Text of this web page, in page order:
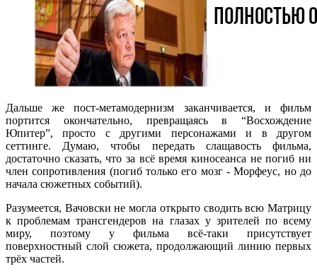
Дальше же пост-метамодернизм заканчивается, и фильм
портится окончательно, превращаясь в “Восхождение
Юпитер”, просто с другими персонажами и в другом
сеттинге. Думаю, чтобы передать слащавость фильма,
достаточно сказать, что за всё время киносеанса не погиб ни
член сопротивления (погиб только его мозг - Морфеус, но до
начала сюжетных событий).
Разумеется, Вачовски не могла открыто сводить всю Матрицу
к проблемам трансгендеров на глазах у зрителей по всему
миру, поэтому у фильма всё-таки присутствует
поверхностный слой сюжета, продолжающий линию первых
трёх частей.